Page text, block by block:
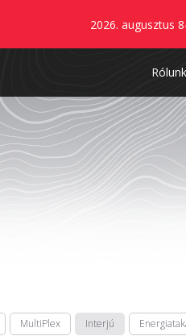
2026. augusztus
Rólunk
MultiPlex Interjú